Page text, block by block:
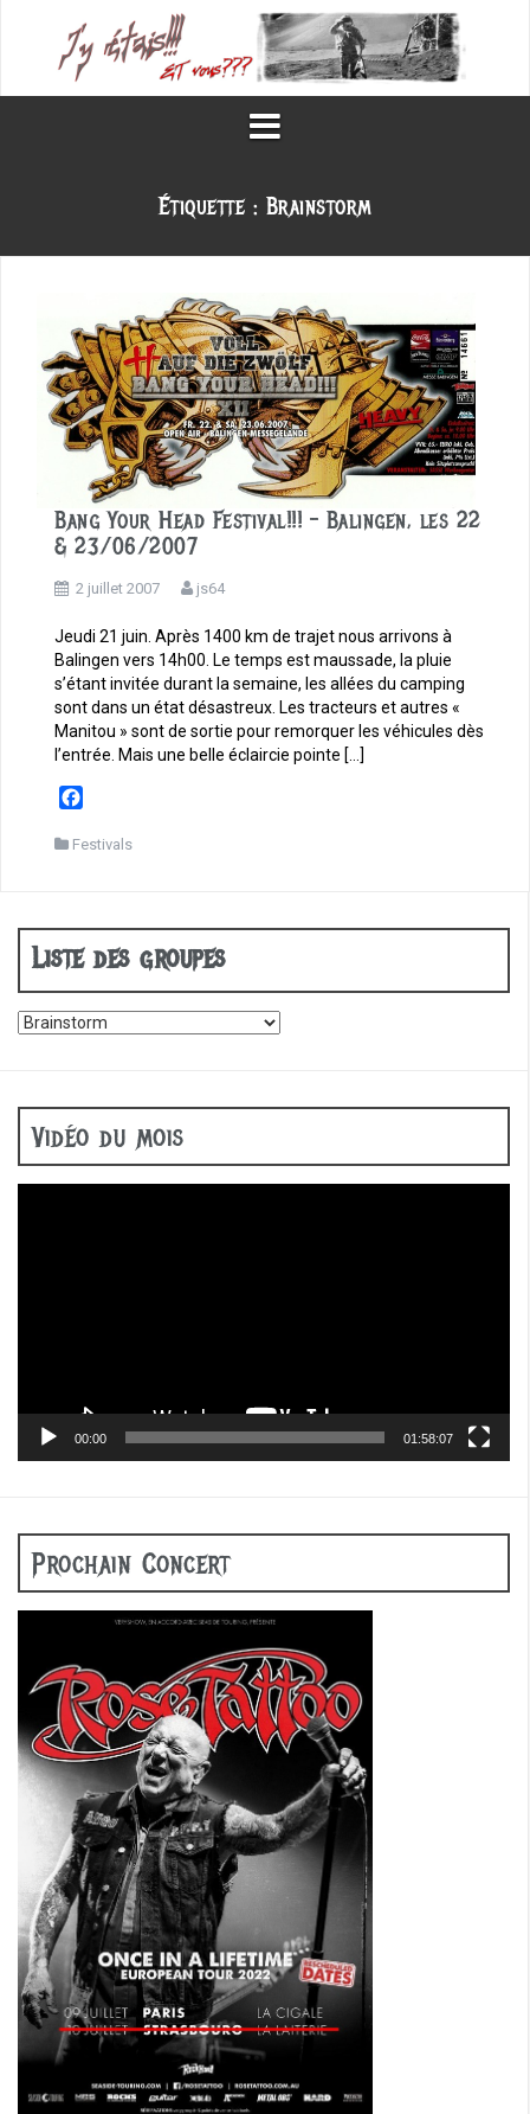
Étiquette : Brainstorm
Bang Your Head Festival!!! – Balingen, les 22
& 23/06/2007
2 juillet 2007 js64
Jeudi 21 juin. Après 1400 km de trajet nous arrivons à
Balingen vers 14h00. Le temps est maussade, la pluie
s’étant invitée durant la semaine, les allées du camping
sont dans un état désastreux. Les tracteurs et autres «
Manitou » sont de sortie pour remorquer les véhicules dès
l’entrée. Mais une belle éclaircie pointe […]
c
k
Festivals
Liste des groupes
Vidéo du mois
00:00 01:58:07
Prochain Concert